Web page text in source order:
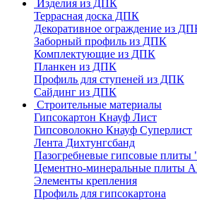
Изделия из ДПК
Террасная доска ДПК
Декоративное ограждение из
Заборный профиль из ДПК
Комплектующие из ДПК
Планкен из ДПК
Профиль для ступеней из ДПК
Сайдинг из ДПК
Строительные материалы
Гипсокартон Кнауф Лист
Гипсоволокно Кнауф Суперлист
Лента Дихтунгсбанд
Пазогребневые гипсовые
Цементно-минеральные
Элементы крепления
Профиль для гипсокартона